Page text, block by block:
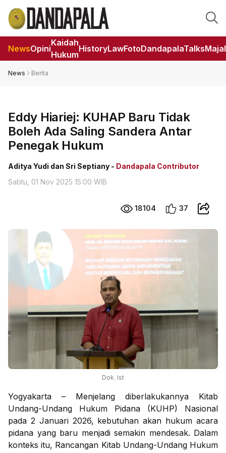
NewsOpini
Kaidah
Hukum
HistoryLawFotoDandapalaTalks
News Berita
Eddy Hiariej: KUHAP Baru Tidak
Boleh Ada Saling Sandera Antar
Penegak Hukum
Aditya Yudi dan Sri Septiany - Dandapala Contributor
Sabtu, 01 Nov 2025 15:00 WIB
18104 37
Dok. Ist
Yogyakarta – Menjelang diberlakukannya Kitab
Undang-Undang Hukum Pidana (KUHP) Nasional
pada 2 Januari 2026, kebutuhan akan hukum acara
pidana yang baru menjadi semakin mendesak. Dalam
konteks itu, Rancangan Kitab Undang-Undang Hukum